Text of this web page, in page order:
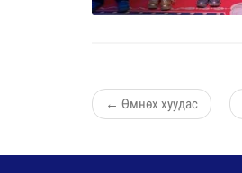
← Өмнөх хуудас